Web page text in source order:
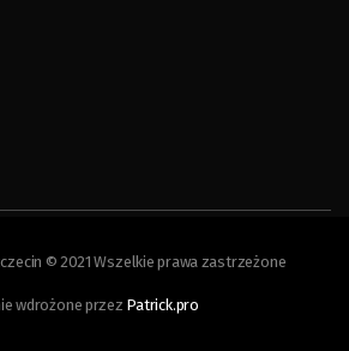
© 2021 Wszelkie prawa zastrzeżone
wdrożone przez Patrick.pro